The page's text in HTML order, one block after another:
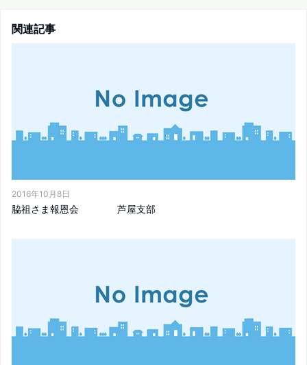
関連記事
2016年10月8日
脇祖さま報恩会 芦屋支部